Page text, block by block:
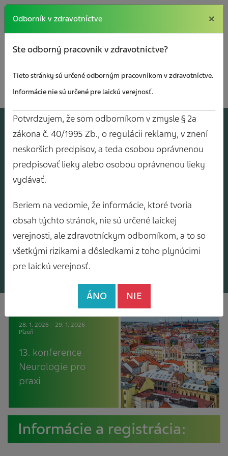
×
Mám záujem o o
zasielanie odborného
spravodajcu
Mám záujem o bezplatné
materiály pre pacientov:
Diár pacienta s bolesťami
Kalendár
akcií
28. 1. 2026 – 29. 1. 2026
Plzeň
13. konference
Neurologie pro
praxi
Informácie a registrácia:
Odborník v zdravotníctve ×
Ste odborný pracovník v zdravotníctve?
Tieto stránky sú určené odborným pracovníkom v zdravotníctve.
Informácie nie sú určené pre laickú verejnosť.
Potvrdzujem, že som odborníkom v zmysle § 2a
zákona č. 40/1995 Zb., o regulácii reklamy, v znení
neskorších predpisov, a teda osobou oprávnenou
predpisovať lieky alebo osobou oprávnenou lieky
vydávať.
Beriem na vedomie, že informácie, ktoré tvoria
obsah týchto stránok, nie sú určené laickej
verejnosti, ale zdravotníckym odborníkom, a to so
všetkými rizikami a dôsledkami z toho plynúcimi
pre laickú verejnosť.
ÁNO NIE